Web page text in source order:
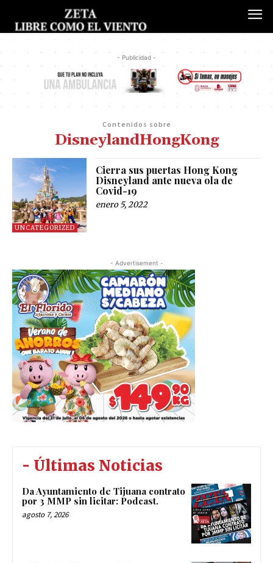
- Publicidad -
Contenidos sobre
DisneylandHongKong
UNCATEGORIZED
Cierra sus puertas Hong Kong
Disneyland ante nueva ola de
Covid-19
enero 5, 2022
- Advertisement -
- Últimas Noticias
Da Ayuntamiento de Tijuana contrato
por 3 MMP sin licitar: Podcast.
agosto 7, 2026